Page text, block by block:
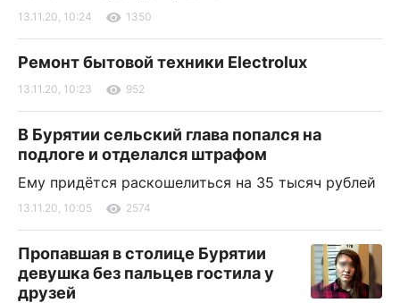
13.11.20, 10:24 1350
Ремонт бытовой техники Electrolux
13.11.20, 10:23 952
В Бурятии сельский глава попался на
подлоге и отделался штрафом
Ему придётся раскошелиться на 35 тысяч рублей
13.11.20, 10:05 2574
Пропавшая в столице Бурятии
девушка без пальцев гостила у
друзей